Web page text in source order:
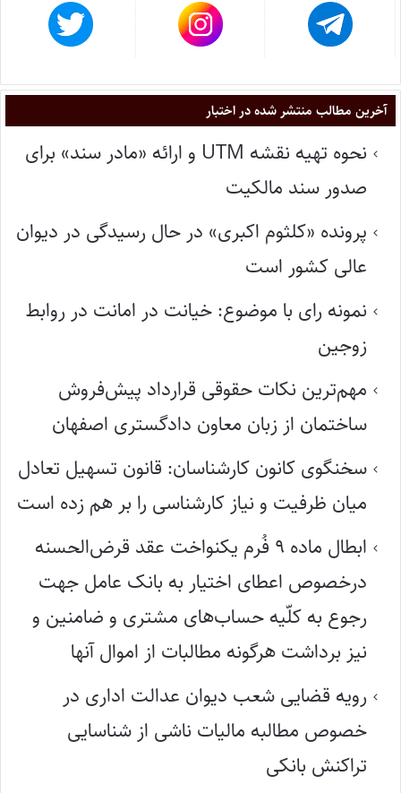
آخرین مطالب منتشر شده در اختبار
نحوه تهیه نقشه UTM و ارائه «مادر سند» برای
صدور سند مالکیت
پرونده «کلثوم اکبری» در حال رسیدگی در دیوان
عالی کشور است
نمونه رای با موضوع: خیانت در امانت در روابط
زوجین
مهم‌ترین نکات حقوقی قرارداد پیش‌فروش
ساختمان از زبان معاون دادگستری اصفهان
سخنگوی کانون کارشناسان: قانون تسهیل تعادل
میان ظرفیت و نیاز کارشناسی را بر هم زده است
ابطال ماده ۹ فُرم یکنواخت عقد قرض‌الحسنه
درخصوص اعطای اختیار به بانک عامل جهت
رجوع به کلّیه حساب‌های مشتری و ضامنین و
نیز برداشت هرگونه مطالبات از اموال آنها
رویه قضایی شعب دیوان عدالت اداری در
خصوص مطالبه مالیات ناشی از شناسایی
تراکنش بانکی